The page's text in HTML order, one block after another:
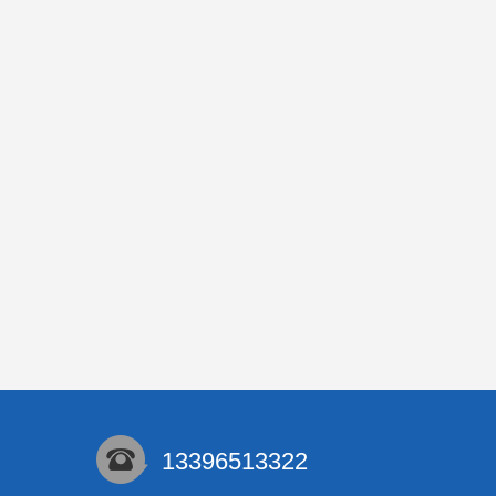
13396513322